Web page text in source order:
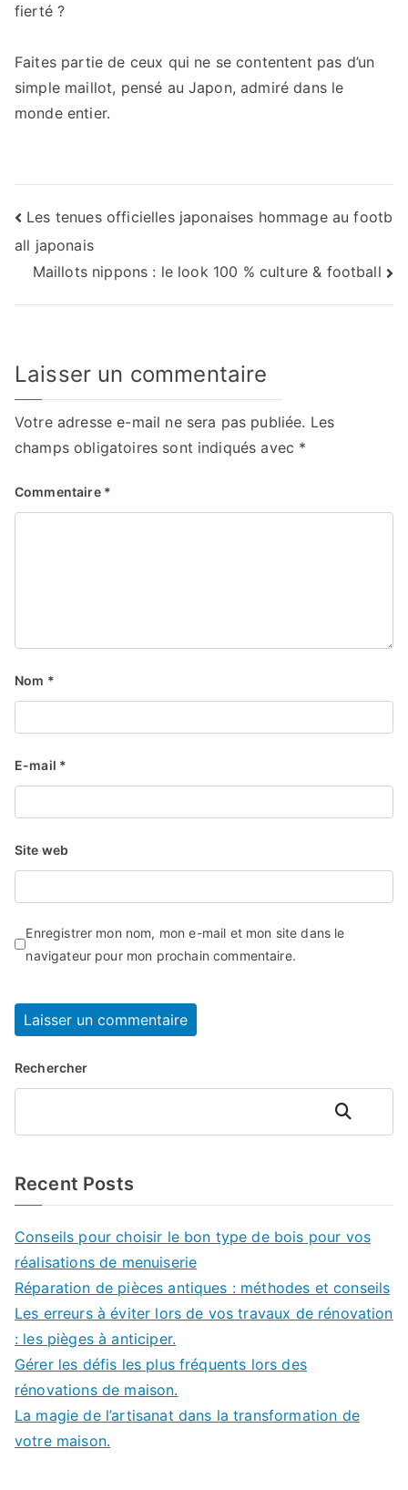
fierté ?
Faites partie de ceux qui ne se contentent pas d’un
simple maillot, pensé au Japon, admiré dans le
monde entier.
Navigation
de
l’article
Les tenues officielles japonaises hommage au footb
all japonais
Maillots nippons : le look 100 % culture & football
Laisser un commentaire
Votre adresse e-mail ne sera pas publiée. Les
champs obligatoires sont indiqués avec *
Commentaire *
Nom *
E-mail *
Site web
Enregistrer mon nom, mon e-mail et mon site dans le
navigateur pour mon prochain commentaire.
Rechercher
Rechercher
Recent Posts
Conseils pour choisir le bon type de bois pour vos
réalisations de menuiserie
Réparation de pièces antiques : méthodes et conseils
Les erreurs à éviter lors de vos travaux de rénovation
: les pièges à anticiper.
Gérer les défis les plus fréquents lors des
rénovations de maison.
La magie de l’artisanat dans la transformation de
votre maison.